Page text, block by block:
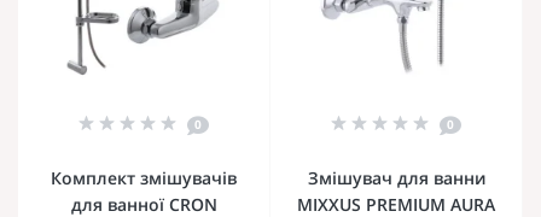
0
Комплект змішувачів
для ванної CRON
0
Змішувач для ванни
MIXXUS PREMIUM AURA